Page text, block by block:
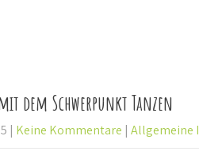
dem Schwerpunkt Tanzen
| Keine Kommentare | Allgemeine